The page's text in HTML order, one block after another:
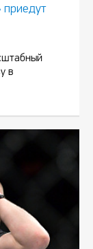
приедут
в